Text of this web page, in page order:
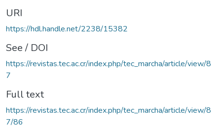
URI
https://hdl.handle.net/2238/15382
See / DOI
https://revistas.tec.ac.cr/index.php/tec_marcha/article/view/8
7
Full text
https://revistas.tec.ac.cr/index.php/tec_marcha/article/view/8
7/86